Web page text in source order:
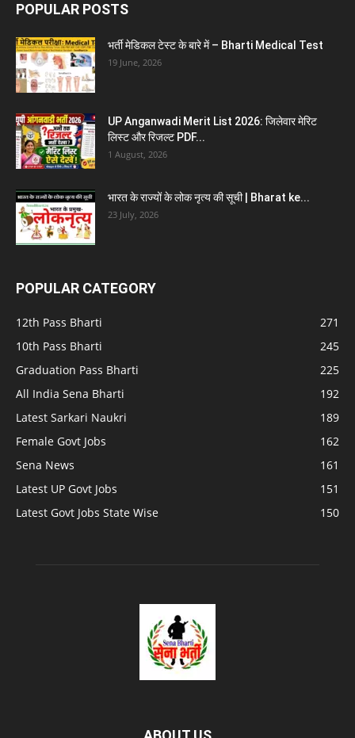
POPULAR POSTS
भर्ती मेडिकल टेस्ट के बारे में – Bharti Medical Test
19 June, 2026
UP Anganwadi Merit List 2026: जिलेवार मेरिट
लिस्ट और रिजल्ट PDF...
1 August, 2026
भारत के राज्यों के लोक नृत्य की सूची | Bharat ke...
23 July, 2026
POPULAR CATEGORY
12th Pass Bharti
271
10th Pass Bharti
245
Graduation Pass Bharti
225
All India Sena Bharti
192
Latest Sarkari Naukri
189
Female Govt Jobs
162
Sena News
161
Latest UP Govt Jobs
151
Latest Govt Jobs State Wise
150